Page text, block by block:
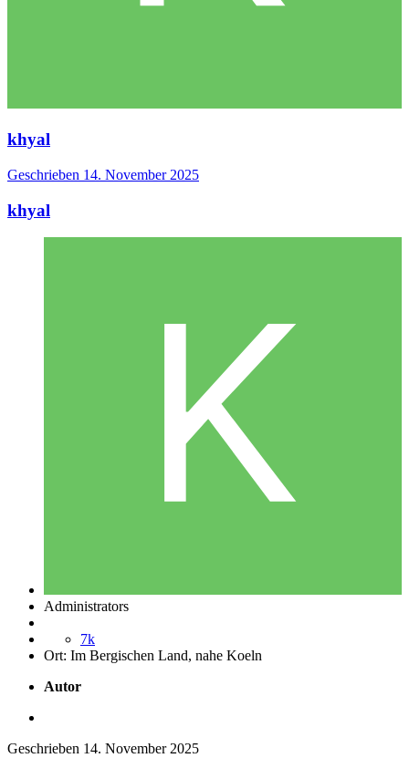
khyal
Geschrieben 14. November 2025
khyal
Administrators
7k
Ort: Im Bergischen Land, nahe Koeln
Autor
Geschrieben 14. November 2025